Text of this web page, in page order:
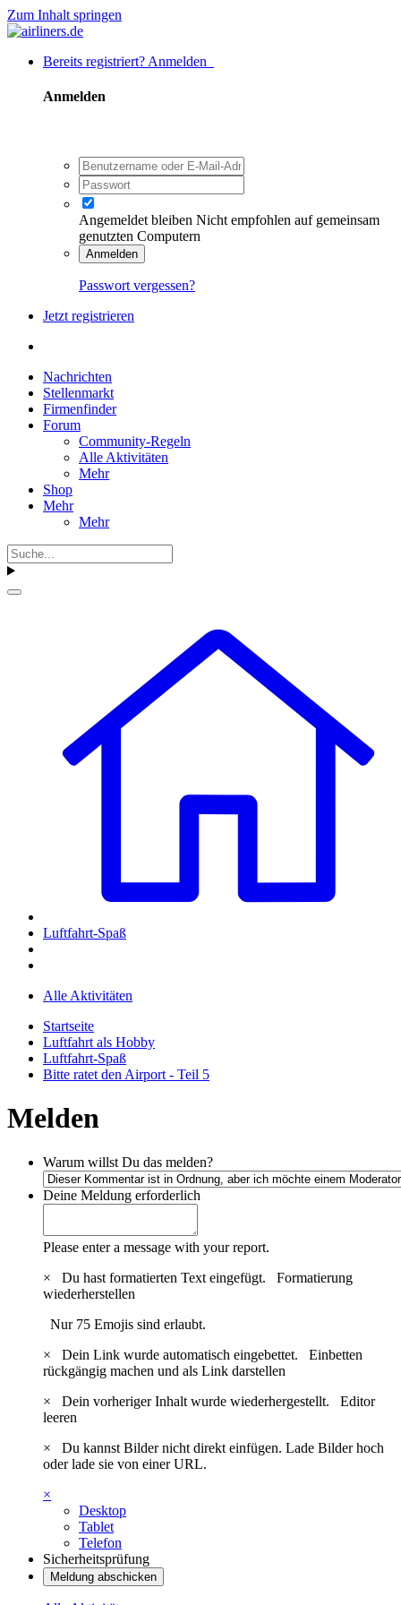
Zum Inhalt springen
Bereits registriert? Anmelden
Anmelden
Angemeldet bleiben Nicht empfohlen auf gemeinsam
genutzten Computern
Anmelden
Passwort vergessen?
Jetzt registrieren
Nachrichten
Stellenmarkt
Firmenfinder
Forum
Community-Regeln
Alle Aktivitäten
Mehr
Shop
Mehr
Mehr
Luftfahrt-Spaß
Alle Aktivitäten
Startseite
Luftfahrt als Hobby
Luftfahrt-Spaß
Bitte ratet den Airport - Teil 5
Melden
Warum willst Du das melden?
Deine Meldung erforderlich
Please enter a message with your report.
×
Du hast formatierten Text eingefügt. Formatierung
wiederherstellen
Nur 75 Emojis sind erlaubt.
×
Dein Link wurde automatisch eingebettet. Einbetten
rückgängig machen und als Link darstellen
×
Dein vorheriger Inhalt wurde wiederhergestellt. Editor
leeren
×
Du kannst Bilder nicht direkt einfügen. Lade Bilder hoch
oder lade sie von einer URL.
×
Desktop
Tablet
Telefon
Sicherheitsprüfung
Meldung abschicken